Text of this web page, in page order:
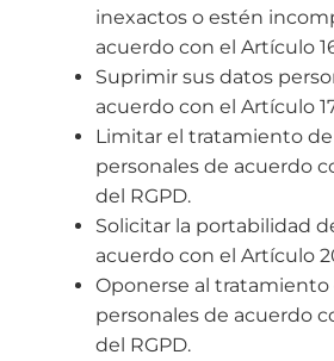
inexactos o estén
acuerdo con el Artículo
Suprimir sus datos
acuerdo con el Artículo
Limitar el tratamiento
personales de acuerdo
del RGPD.
Solicitar la portabilidad
acuerdo con el Artículo
Oponerse al tratamiento
personales de acuerdo
del RGPD.